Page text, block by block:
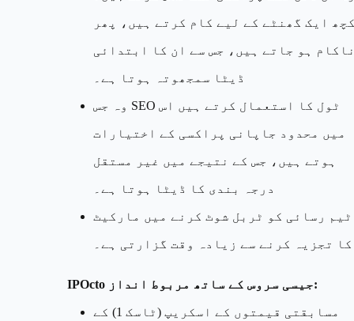
ایک گھنٹے کے لیے کام کرتے ہیں، پھر
ہو جاتے ہیں، جس سے ان کا ابتدائی
ڈیٹا سمجھوتہ ہوتا ہے۔
وہ جس SEO ٹول کا استعمال کرتے ہیں اس
میں محدود جاپانی پراکسی کے اختیارات
ہوتے ہیں، جس کے نتیجے میں غیر مستقل
درجہ بندی کا ڈیٹا ہوتا ہے۔
ٹیم رسائی کو ٹربل شوٹ کرنے میں مارکیٹ
کا تجزیہ کرنے سے زیادہ وقت گزارتی ہے۔
IPOcto جیسی سروس کے ساتھ مربوط انداز:
مسابقتی قیمتوں کے اسکریپ (ٹاسک 1) کے